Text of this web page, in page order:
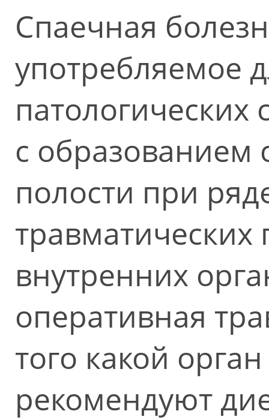
Спаечная
употребляемое
патологических
с
полости при
внутренних
оперативная
того какой
рекомендуют